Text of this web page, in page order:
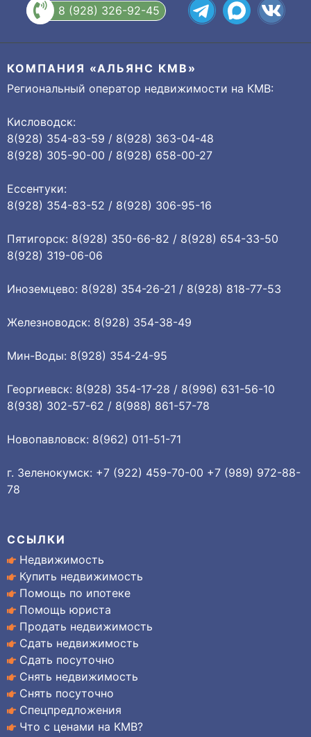
8 (928) 326-92-45
КОМПАНИЯ «АЛЬЯНС КМВ»
Региональный оператор недвижимости на КМВ:
Кисловодск:
8(928) 354-83-59 / 8(928) 363-04-48
8(928) 305-90-00 / 8(928) 658-00-27
Ессентуки:
8(928) 354-83-52 / 8(928) 306-95-16
Пятигорск: 8(928) 350-66-82 / 8(928) 654-33-50
8(928) 319-06-06
Иноземцево: 8(928) 354-26-21 / 8(928) 818-77-53
Железноводск: 8(928) 354-38-49
Мин-Воды: 8(928) 354-24-95
Георгиевск: 8(928) 354-17-28 / 8(996) 631-56-10
8(938) 302-57-62 / 8(988) 861-57-78
Новопавловск: 8(962) 011-51-71
г. Зеленокумск: +7 (922) 459-70-00 +7 (989) 972-88-
78
ССЫЛКИ
Недвижимость
Купить недвижимость
Помощь по ипотеке
Помощь юриста
Продать недвижимость
Сдать недвижимость
Сдать посуточно
Снять недвижимость
Снять посуточно
Спецпредложения
Что с ценами на КМВ?